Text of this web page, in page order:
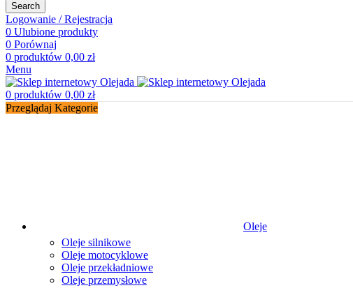
Search
Logowanie / Rejestracja
0 Ulubione produkty
0 Porównaj
0 produktów 0,00 zł
Menu
0 produktów 0,00 zł
Przeglądaj Kategorie
Oleje
Oleje silnikowe
Oleje motocyklowe
Oleje przekładniowe
Oleje przemysłowe